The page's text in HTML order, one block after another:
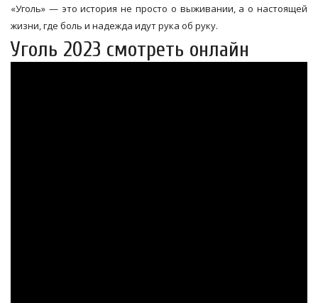
«Уголь» — это история не просто о выживании, а о настоящей
жизни, где боль и надежда идут рука об руку.
Уголь 2023 смотреть онлайн